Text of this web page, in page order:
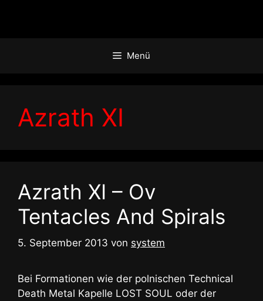
Menü
Azrath XI
Azrath XI – Ov
Tentacles And Spirals
5. September 2013 von system
Bei Formationen wie der polnischen Technical
Death Metal Kapelle LOST SOUL oder der